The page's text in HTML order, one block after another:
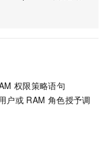
权限策略语句
用户或 RAM 角色授予调